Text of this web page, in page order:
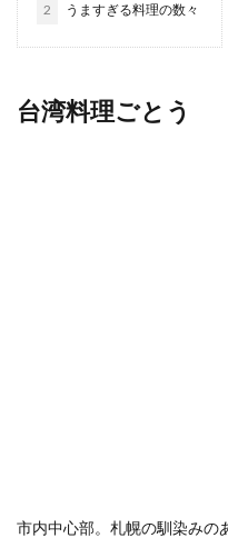
2 うますぎる料理の数々
台湾料理ごとう
市内中心部。札幌の馴染みの